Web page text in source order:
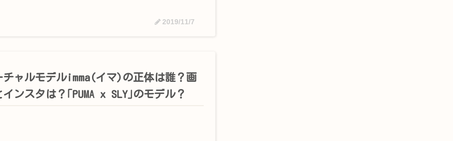
2019/11/7
チャルモデルimma(イマ)の正体は誰？画
ンスタは？｢PUMA x SLY｣のモデル？